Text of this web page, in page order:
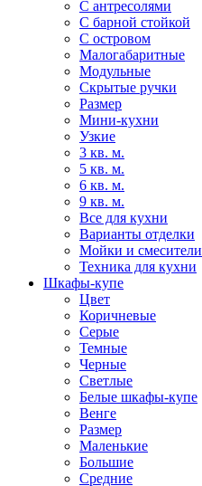
С антресолями
С барной стойкой
С островом
Малогабаритные
Модульные
Скрытые ручки
Размер
Мини-кухни
Узкие
3 кв. м.
5 кв. м.
6 кв. м.
9 кв. м.
Все для кухни
Варианты отделки
Мойки и смесители
Техника для кухни
Шкафы-купе
Цвет
Коричневые
Серые
Темные
Черные
Светлые
Белые шкафы-купе
Венге
Размер
Маленькие
Большие
Средние